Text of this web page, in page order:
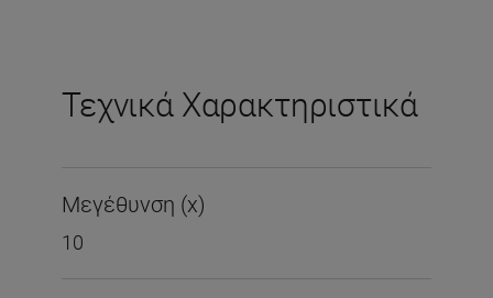
Τεχνικά Χαρακτηριστικά
Μεγέθυνση (x)
10